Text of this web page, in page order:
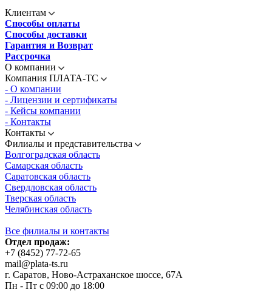
Клиентам
Способы оплаты
Способы доставки
Гарантия и Возврат
Рассрочка
О компании
Компания ПЛАТА-ТС
- О компании
- Лицензии и сертификаты
- Кейсы компании
- Контакты
Контакты
Филиалы и представительства
Волгоградская область
Самарская область
Саратовская область
Свердловская область
Тверская область
Челябинская область
Все филиалы и контакты
Отдел продаж:
+7 (8452) 77-72-65
mail@plata-ts.ru
г. Саратов, Ново-Астраханское шоссе, 67А
Пн - Пт с 09:00 до 18:00